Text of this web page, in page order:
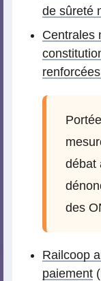
de sûreté
Centrales
débat
des
Railcoop
paiement